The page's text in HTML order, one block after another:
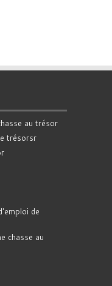
au trésor
trésorsr
de
chasse au